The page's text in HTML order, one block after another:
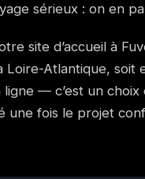
sérieux : on en
site d’accueil à
Atlantique, soit
ligne — c’est un
une fois le projet